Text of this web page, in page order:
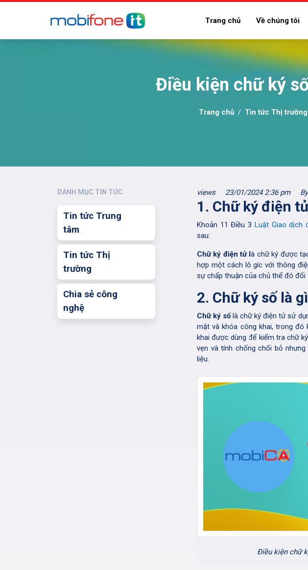
Trang chủ Về chúng tôi
Điều kiện chữ ký
Trang chủ Tin tức Thị trường
DANH MỤC TIN TỨC
Tin tức Trung
tâm
Tin tức Thị
trường
Chia sẻ công
nghệ
views 23/01/2024 2:36 pm
1. Chữ ký điện
Khoản 11 Điều 3 Luật Giao dịch
sau:
Chữ ký điện tử là chữ ký được
hợp một cách lô gíc với thông
sự chấp thuận của chủ thể đó đối
2. Chữ ký số là
Chữ ký sốlà chữ ký điện tử sử
mật và khóa công khai, trong
khai được dùng để kiểm tra chữ
vẹn và tính chống chối bỏ
liệu.
Điều kiện chữ